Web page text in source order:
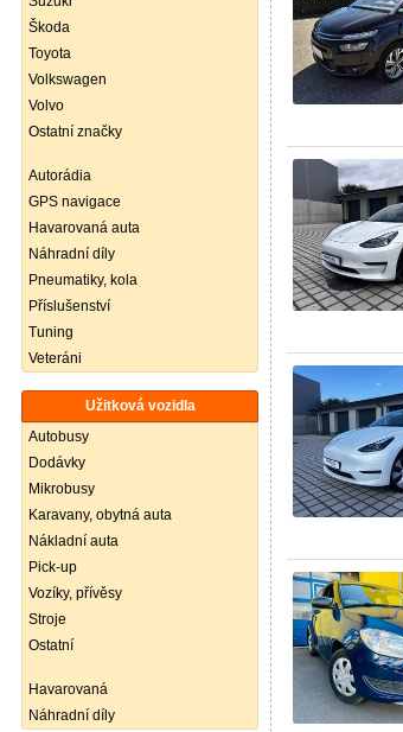
Škoda
Toyota
Volkswagen
Volvo
Ostatní značky
Autorádia
GPS navigace
Havarovaná auta
Náhradní díly
Pneumatiky, kola
Příslušenství
Tuning
Veteráni
Užitková vozidla
Autobusy
Dodávky
Mikrobusy
Karavany, obytná auta
Nákladní auta
Pick-up
Vozíky, přívěsy
Stroje
Ostatní
Havarovaná
Náhradní díly